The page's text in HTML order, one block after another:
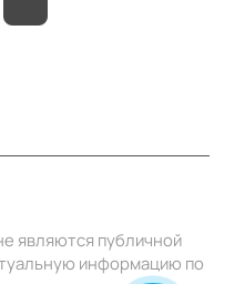
являются публичной
информацию по